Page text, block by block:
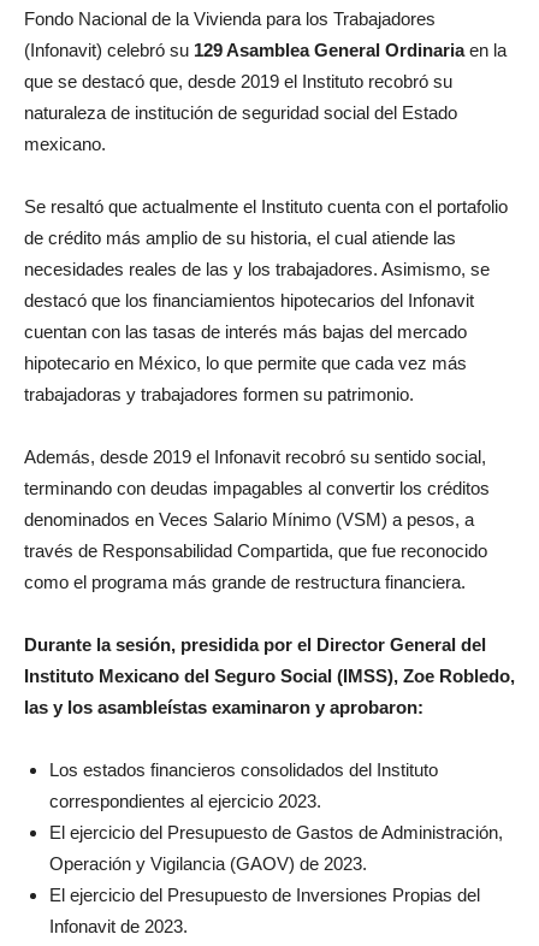
Fondo Nacional de la Vivienda para los Trabajadores
(Infonavit) celebró su 129 Asamblea General Ordinariaen la
que se destacó que, desde 2019 el Instituto recobró su
naturaleza de institución de seguridad social del Estado
mexicano.
Se resaltó que actualmente el Instituto cuenta con el portafolio
de crédito más amplio de su historia, el cual atiende las
necesidades reales de las y los trabajadores. Asimismo, se
destacó que los financiamientos hipotecarios del Infonavit
cuentan con las tasas de interés más bajas del mercado
hipotecario en México, lo que permite que cada vez más
trabajadoras y trabajadores formen su patrimonio.
Además, desde 2019 el Infonavit recobró su sentido social,
terminando con deudas impagables al convertir los créditos
denominados en Veces Salario Mínimo (VSM) a pesos, a
través de Responsabilidad Compartida, que fue reconocido
como el programa más grande de restructura financiera.
Durante la sesión, presidida por el Director General del
Instituto Mexicano del Seguro Social (IMSS), Zoe Robledo,
las y los asambleístas examinaron y aprobaron:
Los estados financieros consolidados del Instituto
correspondientes al ejercicio 2023.
El ejercicio del Presupuesto de Gastos de Administración,
Operación y Vigilancia (GAOV) de 2023.
El ejercicio del Presupuesto de Inversiones Propias del
Infonavit de 2023.